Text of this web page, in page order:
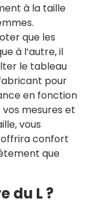
à la taille
que les
à l’autre, il
le tableau
pour
en fonction
mesures et
vous
offrira confort
que
du L ?